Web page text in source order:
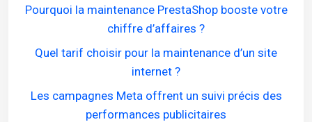
Pourquoi la maintenance PrestaShop booste votre
chiffre d’affaires ?
Quel tarif choisir pour la maintenance d’un site
internet ?
Les campagnes Meta offrent un suivi précis des
performances publicitaires